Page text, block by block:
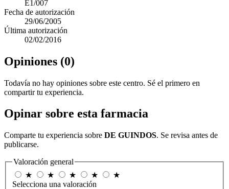
E1/007
Fecha de autorización
29/06/2005
Última autorización
02/02/2016
Opiniones (0)
Todavía no hay opiniones sobre este centro. Sé el primero en
compartir tu experiencia.
Opinar sobre esta farmacia
Comparte tu experiencia sobre DE GUINDOS. Se revisa antes de
publicarse.
Valoración general
★
★ ★ ★
★
Selecciona una valoración